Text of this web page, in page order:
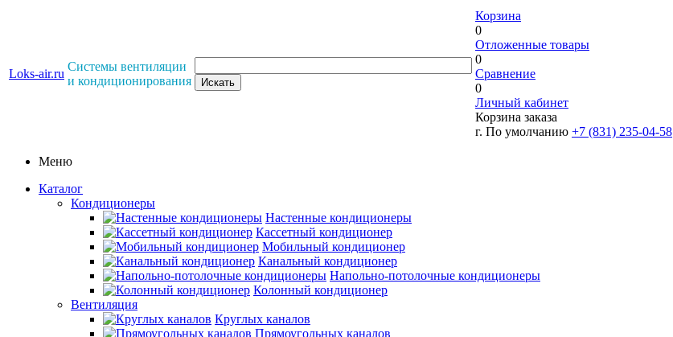
Loks-air.ru
Системы вентиляции
и кондиционирования
Корзина
0
Отложенные товары
0
Сравнение
0
Личный кабинет
Корзина заказа
г. По умолчанию +7 (831) 235-04-58
Меню
Каталог
Кондиционеры
Настенные кондиционеры
Кассетный кондиционер
Мобильный кондиционер
Канальный кондиционер
Напольно-потолочные кондиционеры
Колонный кондиционер
Вентиляция
Круглых каналов
Прямоугольных каналов